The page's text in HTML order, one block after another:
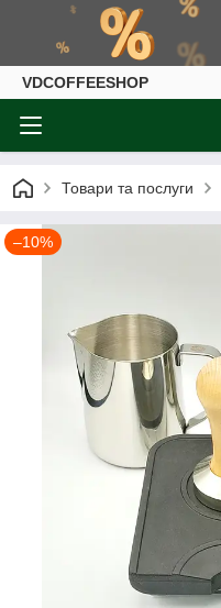
VDCOFFEESHOP
Товари та послуги
–10%